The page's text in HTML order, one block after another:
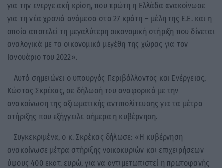
για την ενεργειακή κρίση, που πρώτη η Ελλάδα ανακοίνωσε
για τη νέα χρονιά ανάμεσα στα 27 κράτη – μέλη της Ε.Ε. και η
οποία αποτελεί τη μεγαλύτερη οικονομική στήριξη που δίνεται
αναλογικά με τα οικονομικά μεγέθη της χώρας για τον
Ιανουάριο του 2022».
Αυτό σημειώνει ο υπουργός Περιβάλλοντος και Ενέργειας,
Κώστας Σκρέκας, σε δήλωσή του αναφορικά με την
ανακοίνωση της αξιωματικής αντιπολίτευσης για τα μέτρα
στήριξης που εξήγγειλε σήμερα η κυβέρνηση.
Συγκεκριμένα, ο κ. Σκρέκας δήλωσε: «Η κυβέρνηση
ανακοίνωσε μέτρα στήριξης νοικοκυριών και επιχειρήσεων
ύψους 400 εκατ. ευρώ, για να αντιμετωπιστεί η πρωτοφανής